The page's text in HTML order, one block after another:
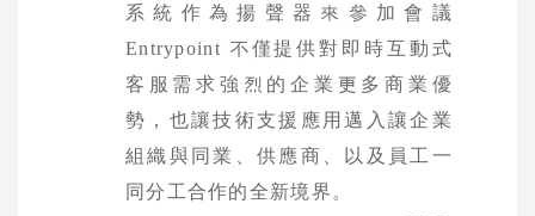
系統作為揚聲器來參加會議
Entrypoint 不僅提供對即時互動式
客服需求強烈的企業更多商業優
勢，也讓技術支援應用邁入讓企業
組織與 同業、供應商、以及員工一
同分工合作的全新境界。